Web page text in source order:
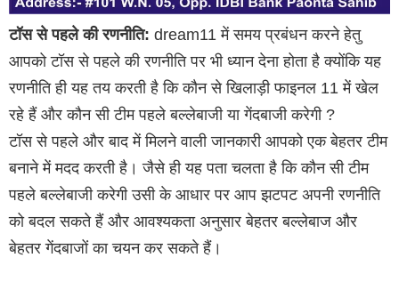
टॉस से पहले की रणनीति: dream11 में समय प्रबंधन करने हेतु
आपको टॉस से पहले की रणनीति पर भी ध्यान देना होता है क्योंकि यह
रणनीति ही यह तय करती है कि कौन से खिलाड़ी फाइनल 11 में खेल
रहे हैं और कौन सी टीम पहले बल्लेबाजी या गेंदबाजी करेगी ?
टॉस से पहले और बाद में मिलने वाली जानकारी आपको एक बेहतर टीम
बनाने में मदद करती है। जैसे ही यह पता चलता है कि कौन सी टीम
पहले बल्लेबाजी करेगी उसी के आधार पर आप झटपट अपनी रणनीति
को बदल सकते हैं और आवश्यकता अनुसार बेहतर बल्लेबाज और
बेहतर गेंदबाजों का चयन कर सकते हैं।